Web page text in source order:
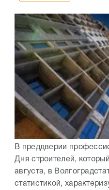
В преддверии
Дня строителей,
августа, в
статистикой,